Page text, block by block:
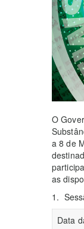
O
a 8 de
as
Data